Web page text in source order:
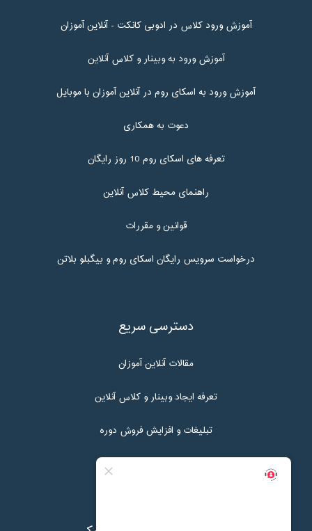
آموزش ورود کلاس در ادوبی کانکت - آنلاین آموزان
آموزش ورود به وبینار و کلاس آنلاین
آموزش ورود به اسکای روم در آنلاین آموزان با موبایل
دعوت به همکاری
تعرفه های اسکای روم 10 روز رایگان
راهنمای محیط کلاس آنلاین
قوانین و مقررات
درخواست سرویس رایگان اسکای روم و بیگبلو بلاتن
دسترسی سریع
مقالات آنلاین آموزان
تعرفه ایجاد وبینار و کلاس آنلاین
تبلیغات و افزایش فروش دوره